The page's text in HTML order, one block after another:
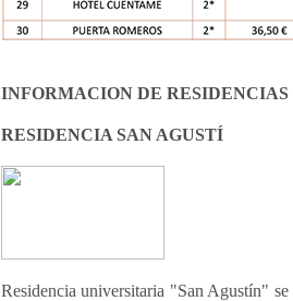
INFORMACION DE RESIDENCIAS
RESIDENCIA SAN AGUSTÍ
Residencia universitaria "San Agustín"